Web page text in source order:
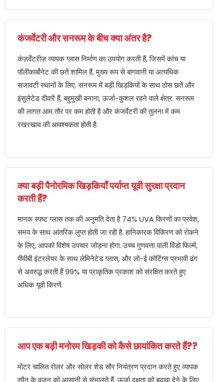
कंजर्वेटरी और सनरूम के बीच क्या अंतर है?
कंज़र्वेटरीज़ व्यापक ग्लास निर्माण का उपयोग करती हैं, जिसमें कांच या
पॉलीकार्बोनेट की छतें शामिल हैं, मुख्य रूप से बागवानी या अत्यधिक
सजावटी स्थानों के लिए. सनरूम में बड़ी खिड़कियों के साथ ठोस छतें और
इंसुलेटेड दीवारें हैं, बहुमुखी बनाना, ऊर्जा-कुशल रहने वाले क्षेत्र. सनरूम
की लागत आम तौर पर कम होती है और कंजर्वेटरी की तुलना में कम
रखरखाव की आवश्यकता होती है.
क्या बड़ी पैनोरमिक खिड़कियाँ पर्याप्त यूवी सुरक्षा प्रदान
करती हैं?
मानक स्पष्ट ग्लास तक की अनुमति देता है 74% UVA किरणों का प्रवेश,
समय के साथ आंतरिक लुप्त होती जा रही है. हानिकारक विकिरण को रोकने
के लिए, आपको विशेष उपचार जोड़ना होगा. उच्च गुणवत्ता वाली विंडो फिल्में,
पीवीबी इंटरलेयर के साथ लेमिनेटेड ग्लास, और लो-ई कोटिंग्स प्रभावी ढंग
से अवरुद्ध करती हैं 99% या प्राकृतिक प्रकाश को संरक्षित करते हुए
अधिक यूवी किरणें.
आप एक बड़ी मनोरम खिड़की को कैसे छायांकित करते हैं??
मोटर चालित रोलर और सोलर शेड सौर नियंत्रण प्रदान करते हुए व्यापक
स्पैन के वजन को आसानी से संभालते हैं. ऊर्जा दक्षता को बढ़ावा देने के लिए